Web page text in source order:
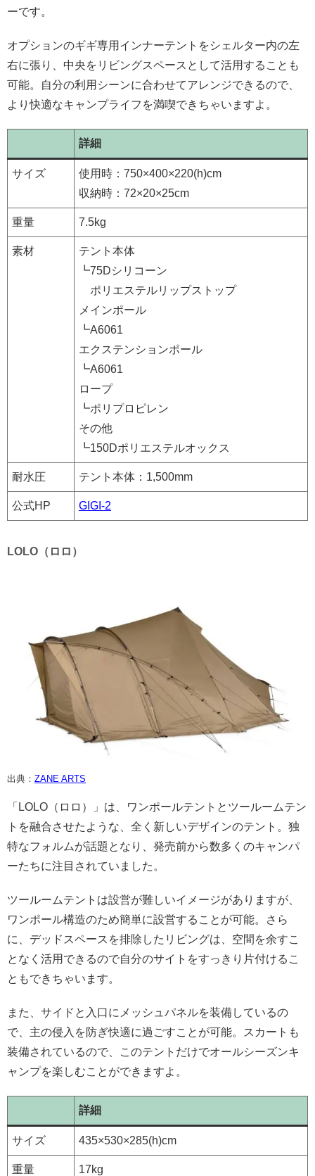
ーです。
オプションのギギ専用インナーテントをシェルター内の左
右に張り、中央をリビングスペースとして活用することも
可能。自分の利用シーンに合わせてアレンジできるので、
より快適なキャンプライフを満喫できちゃいますよ。
詳細
サイズ
使用時：750×400×220(h)cm
収納時：72×20×25cm
重量 7.5kg
素材
テント本体
┗75Dシリコーン
ポリエステルリップストップ
メインポール
┗A6061
エクステンションポール
┗A6061
ロープ
┗ポリプロピレン
その他
┗150Dポリエステルオックス
耐水圧 テント本体：1,500mm
公式HP GIGI-2
LOLO（ロロ）
出典： ZANE ARTS
「LOLO（ロロ）」は、ワンポールテントとツールームテン
トを融合させたような、全く新しいデザインのテント。独
特なフォルムが話題となり、発売前から数多くのキャンパ
ーたちに注目されていました。
ツールームテントは設営が難しいイメージがありますが、
ワンポール構造のため簡単に設営することが可能。さら
に、デッドスペースを排除したリビングは、空間を余すこ
となく活用できるので自分のサイトをすっきり片付けるこ
ともできちゃいます。
また、サイドと入口にメッシュパネルを装備しているの
で、主の侵入を防ぎ快適に過ごすことが可能。スカートも
装備されているので、このテントだけでオールシーズンキ
ャンプを楽しむことができますよ。
詳細
サイズ 435×530×285(h)cm
重量 17kg